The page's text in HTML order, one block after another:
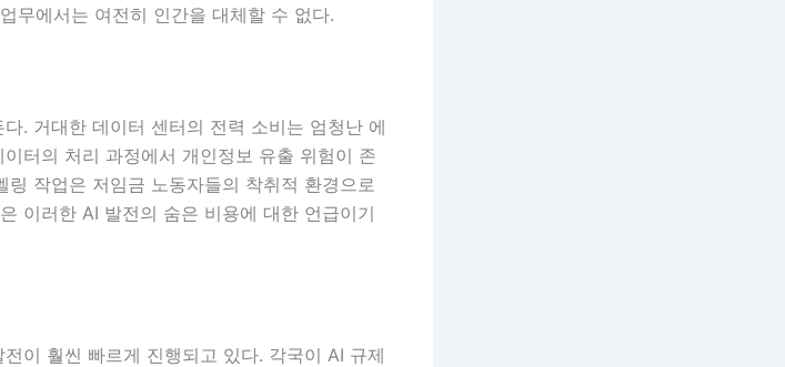
무에서는 여전히 인간을 대체할 수 없다.
. 거대한 데이터 센터의 전력 소비는 엄청난 에
터의 처리 과정에서 개인정보 유출 위험이 존
작업은 저임금 노동자들의 착취적 환경으로
이러한 AI 발전의 숨은 비용에 대한 언급이기
이 훨씬 빠르게 진행되고 있다. 각국이 AI 규제